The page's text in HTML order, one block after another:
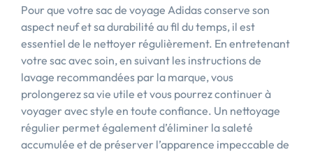
Pour que votre sac de voyage Adidas conserve son
aspect neuf et sa durabilité au fil du temps, il est
essentiel de le nettoyer régulièrement. En entretenant
votre sac avec soin, en suivant les instructions de
lavage recommandées par la marque, vous
prolongerez sa vie utile et vous pourrez continuer à
voyager avec style en toute confiance. Un nettoyage
régulier permet également d’éliminer la saleté
accumulée et de préserver l’apparence impeccable de